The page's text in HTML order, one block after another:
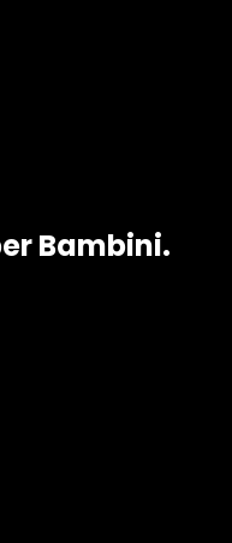
Bambini.